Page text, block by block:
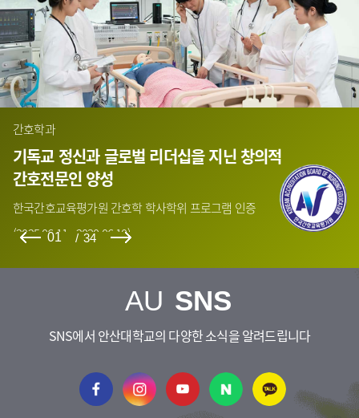
간호학과
기독교 정신과 글로벌 리더십을 지닌 창의적
간호전문인 양성
한국간호교육평가원 간호학 학사학위 프로그램 인증
(2025.06.11 ~2030.06.10)
01 / 34
AU SNS
SNS에서 안산대학교의 다양한 소식을 알려드립니다